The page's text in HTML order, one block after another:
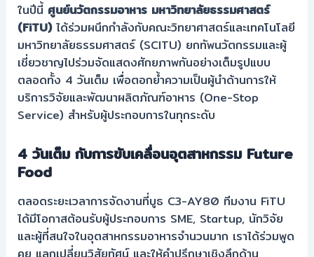
ในปีนี้ ศูนย์นวัตกรรมอาหาร มหาวิทยาลัยธรรมศาสตร์
(FiTU)ได้ร่วมผนึกกำลังกับคณะวิทยาศาสตร์และเทคโนโลยี
มหาวิทยาลัยธรรมศาสตร์ (SCITU) ยกทัพนวัตกรรมและผู้
เชี่ยวชาญไปร่วมจัดแสดงศักยภาพกันอย่างเต็มรูปแบบ
ตลอดทั้ง 4 วันเต็ม เพื่อตอกย้ำความเป็นผู้นำด้านการให้
บริการวิจัยและพัฒนาผลิตภัณฑ์อาหาร (One-Stop
Service) สำหรับผู้ประกอบการในทุกระดับ
4 วันเต็ม กับการขับเคลื่อนอุตสาหกรรม Future
Food
ตลอดระยะเวลาการจัดงานที่บูธ C3-AY80 ทีมงาน FiTU
ได้มีโอกาสต้อนรับผู้ประกอบการ SME, Startup, นักวิจัย
และผู้ที่สนใจในอุตสาหกรรมอาหารจำนวนมาก เราได้ร่วมพูด